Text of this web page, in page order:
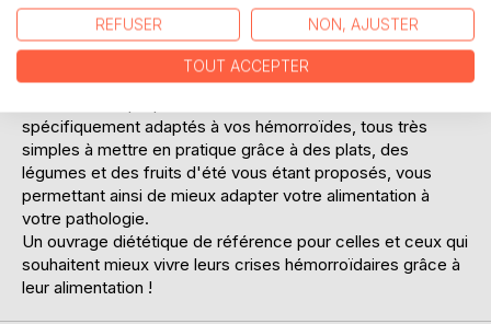
de la pathologie hémorroïdaire, et il offre aux détenteurs
des ouvrages du même auteur : "Quelle alimentation pour
les hémorroïdes ?" et "Recettes et menus pour les
hémorroïdes" un ouvrage parfaitement complémentaire.
spécifiquement adaptés à vos hémorroïdes, tous très
simples à mettre en pratique grâce à des plats, des
légumes et des fruits d'été vous étant proposés, vous
permettant ainsi de mieux adapter votre alimentation à
votre pathologie.
Un ouvrage diététique de référence pour celles et ceux qui
souhaitent mieux vivre leurs crises hémorroïdaires grâce à
leur alimentation !
REFUSER NON, AJUSTER
TOUT ACCEPTER